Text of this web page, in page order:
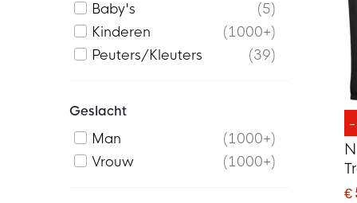
€
Baby's
5
Kinderen
1000+
Peuters/Kleuters
39
Geslacht
Man
1000+
Vrouw
1000+